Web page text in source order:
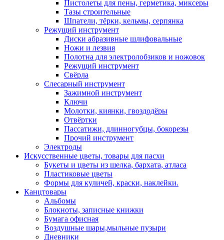
Пистолеты для пены, герметика, миксеры
Тазы строительные
Шпатели, тёрки, кельмы, серпянка
Режущий инструмент
Диски абразивные шлифовальные
Ножи и лезвия
Полотна для электролобзиков и ножовок
Режущий инструмент
Свёрла
Слесарный инструмент
Зажимной инструмент
Ключи
Молотки, киянки, гвоздодёры
Отвёртки
Пассатижи, длинногубцы, бокорезы
Прочий инструмент
Электроды
Искусственные цветы, товары для пасхи
Букеты и цветы из шелка, бархата, атласа
Пластиковые цветы
Формы для куличей, краски, наклейки.
Канцтовары
Альбомы
Блокноты, записные книжки
Бумага офисная
Воздушные шары,мыльные пузыри
Дневники